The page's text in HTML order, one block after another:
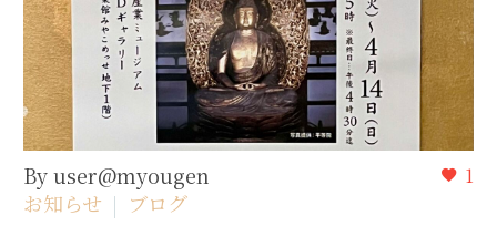
1
By user@myougen
お知らせ
ブログ